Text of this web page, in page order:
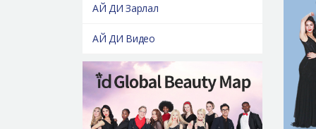
АЙ ДИ Зарлал
АЙ ДИ Видео